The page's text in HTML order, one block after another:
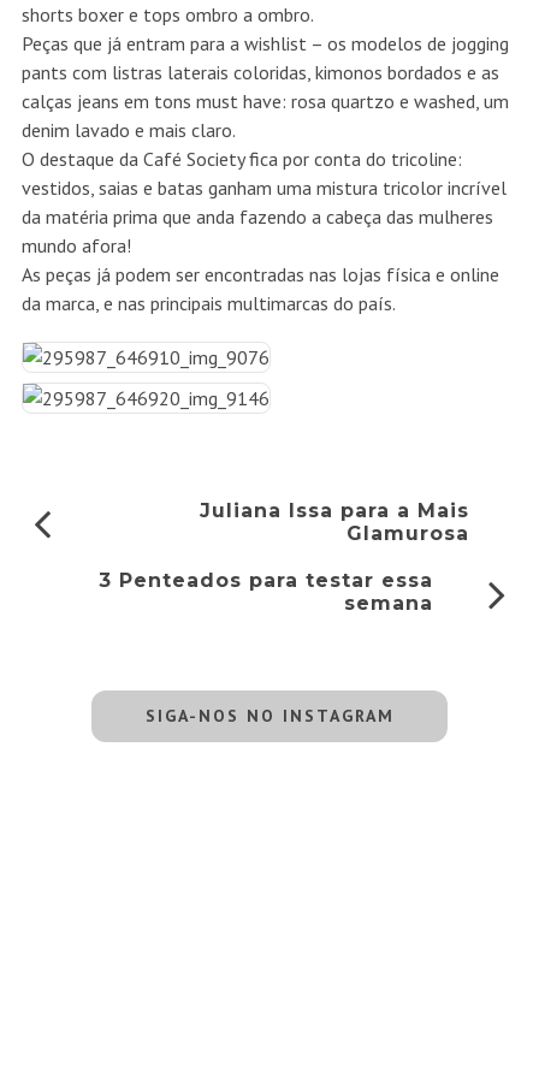
shorts boxer e tops ombro a ombro.
Peças que já entram para a wishlist – os modelos de jogging
pants com listras laterais coloridas, kimonos bordados e as
calças jeans em tons must have: rosa quartzo e washed, um
denim lavado e mais claro.
O destaque da Café Society fica por conta do tricoline:
vestidos, saias e batas ganham uma mistura tricolor incrível
da matéria prima que anda fazendo a cabeça das mulheres
mundo afora!
As peças já podem ser encontradas nas lojas física e online
da marca, e nas principais multimarcas do país.
Juliana Issa para a Mais
Glamurosa
3 Penteados para testar essa
semana
SIGA-NOS NO INSTAGRAM